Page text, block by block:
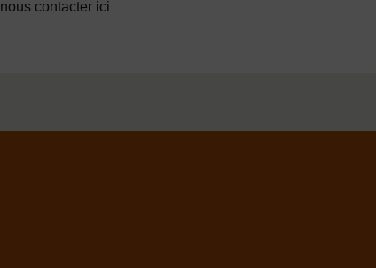
nous contacter ici